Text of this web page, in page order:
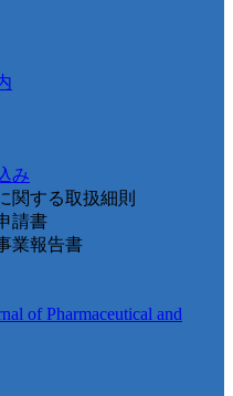
み
関する取扱細則
請書
業報告書
of Pharmaceutical and